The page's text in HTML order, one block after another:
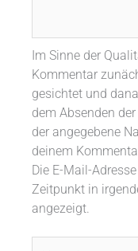
Im Sinne der
Kommentar
gesichtet und
dem Absenden
der angegebene
deinem
Die E-Mail-
Zeitpunkt in
angezeigt.